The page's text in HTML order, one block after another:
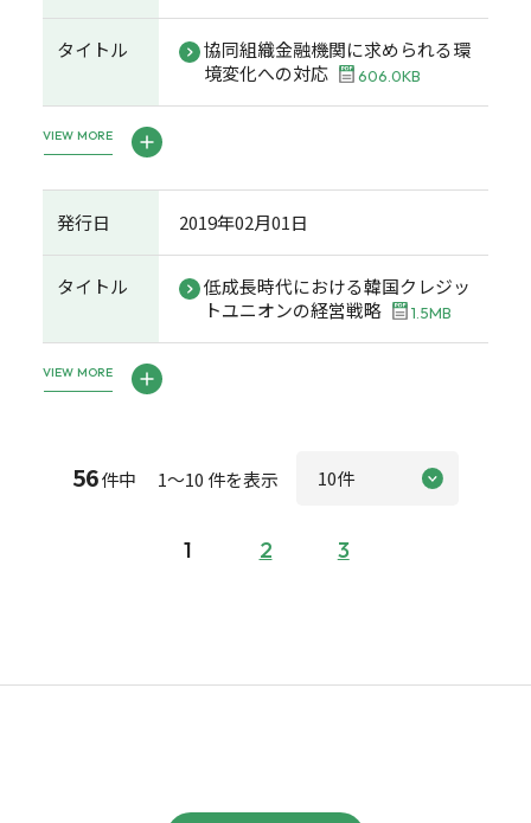
タイトル
協同組織金融機関に求められる環
境変化への対応
606.0KB
VIEW MORE
発行日 2019年02月01日
タイトル
低成長時代における韓国クレジッ
トユニオンの経営戦略
1.5MB
VIEW MORE
56件中 1～10 件を表示
1 2 3